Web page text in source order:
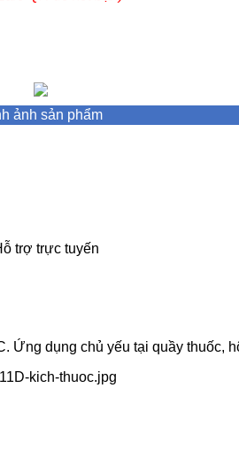
ảnh sản phẩm
Ứng dụng chủ yếu tại quầy thuốc,